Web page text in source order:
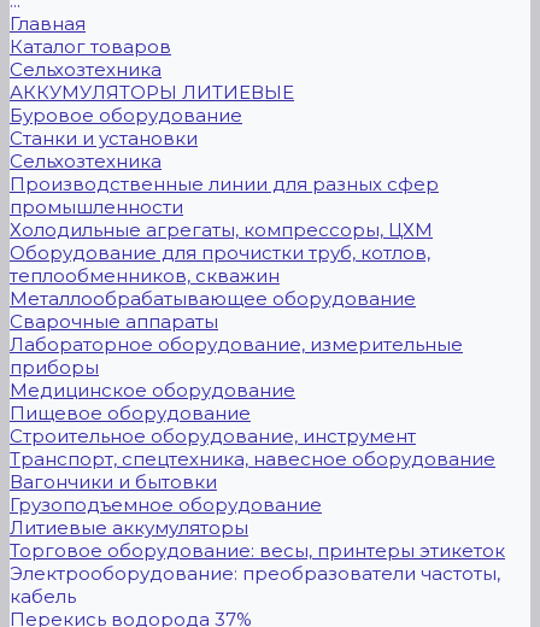
Главная
Каталог товаров
Сельхозтехника
АККУМУЛЯТОРЫ ЛИТИЕВЫЕ
Буровое оборудование
Станки и установки
Сельхозтехника
Производственные линии для разных сфер
промышленности
Холодильные агрегаты, компрессоры, ЦХМ
Оборудование для прочистки труб, котлов,
теплообменников, скважин
Металлообрабатывающее оборудование
Сварочные аппараты
Лабораторное оборудование, измерительные
приборы
Медицинское оборудование
Пищевое оборудование
Строительное оборудование, инструмент
Транспорт, спецтехника, навесное оборудование
Вагончики и бытовки
Грузоподъемное оборудование
Литиевые аккумуляторы
Торговое оборудование: весы, принтеры этикеток
Электрооборудование: преобразователи частоты,
кабель
Перекись водорода 37%